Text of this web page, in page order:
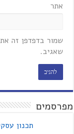
אתר
שמור בדפדפן זה
שאגיב.
מפרסמים
תכנון